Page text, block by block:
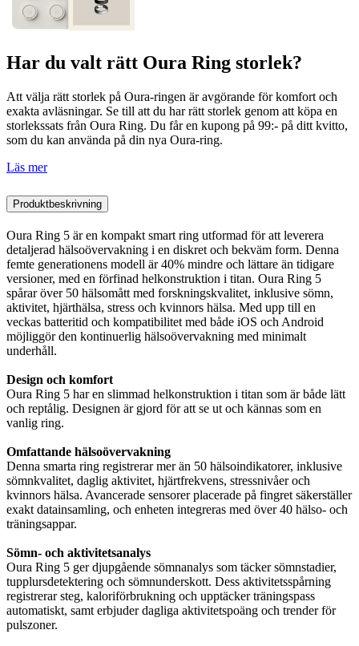
Har du valt rätt Oura Ring storlek?
Att välja rätt storlek på Oura-ringen är avgörande för komfort och
exakta avläsningar. Se till att du har rätt storlek genom att köpa en
storlekssats från Oura Ring. Du får en kupong på 99:- på ditt kvitto,
som du kan använda på din nya Oura-ring.
Läs mer
Produktbeskrivning
Oura Ring 5 är en kompakt smart ring utformad för att leverera
detaljerad hälsoövervakning i en diskret och bekväm form. Denna
femte generationens modell är 40% mindre och lättare än tidigare
versioner, med en förfinad helkonstruktion i titan. Oura Ring 5
spårar över 50 hälsomått med forskningskvalitet, inklusive sömn,
aktivitet, hjärthälsa, stress och kvinnors hälsa. Med upp till en
veckas batteritid och kompatibilitet med både iOS och Android
möjliggör den kontinuerlig hälsoövervakning med minimalt
underhåll.
Design och komfort
Oura Ring 5 har en slimmad helkonstruktion i titan som är både lätt
och reptålig. Designen är gjord för att se ut och kännas som en
vanlig ring.
Omfattande hälsoövervakning
Denna smarta ring registrerar mer än 50 hälsoindikatorer, inklusive
sömnkvalitet, daglig aktivitet, hjärtfrekvens, stressnivåer och
kvinnors hälsa. Avancerade sensorer placerade på fingret säkerställer
exakt datainsamling, och enheten integreras med över 40 hälso- och
träningsappar.
Sömn- och aktivitetsanalys
Oura Ring 5 ger djupgående sömnanalys som täcker sömnstadier,
tupplursdetektering och sömnunderskott. Dess aktivitetsspårning
registrerar steg, kaloriförbrukning och upptäcker träningspass
automatiskt, samt erbjuder dagliga aktivitetspoäng och trender för
pulszoner.